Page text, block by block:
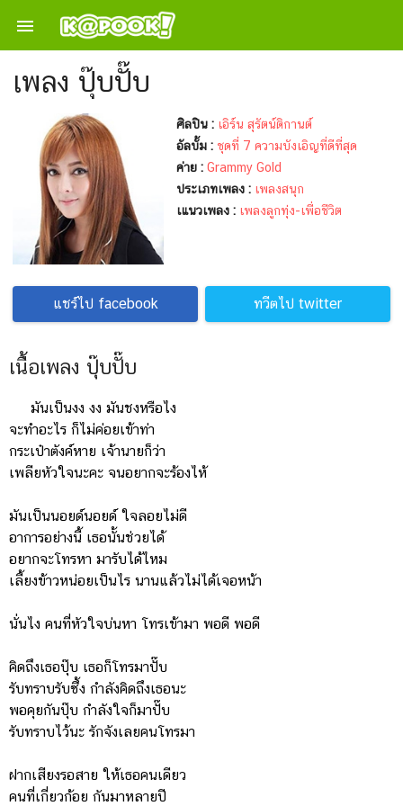

เพลง ปุ๊บปั๊บ
ศิลปิน : เอิร์น สุรัตน์ติกานต์
อัลบั้ม : ชุดที่ 7 ความบังเอิญที่ดีที่สุด
ค่าย : Grammy Gold
ประเภทเพลง : เพลงสนุก
เแนวเพลง : เพลงลูกทุ่ง-เพื่อชีวิต
แชร์ไป facebook ทวีตไป twitter
เนื้อเพลง ปุ๊บปั๊บ
มันเป็นงง งง มันชงหรือไง
จะทำอะไร ก็ไม่ค่อยเข้าท่า
กระเป๋าตังค์หาย เจ้านายก็ว่า
เพลียหัวใจนะคะ จนอยากจะร้องไห้
มันเป็นนอยด์นอยด์ ใจลอยไม่ดี
อาการอย่างนี้ เธอนั้นช่วยได้
อยากจะโทรหา มารับได้ไหม
เลี้ยงข้าวหน่อยเป็นไร นานแล้วไม่ได้เจอหน้า
นั่นไง คนที่หัวใจบ่นหา โทรเข้ามา พอดี พอดี
คิดถึงเธอปุ๊บ เธอก็โทรมาปั๊บ
รับทราบรับซึ้ง กำลังคิดถึงเธอนะ
พอคุยกันปุ๊บ กำลังใจก็มาปั๊บ
รับทราบไว้นะ รักจังเลยคนโทรมา
ฝากเสียงรอสาย ให้เธอคนเดียว
คนที่เกี่ยวก้อย กันมาหลายปี